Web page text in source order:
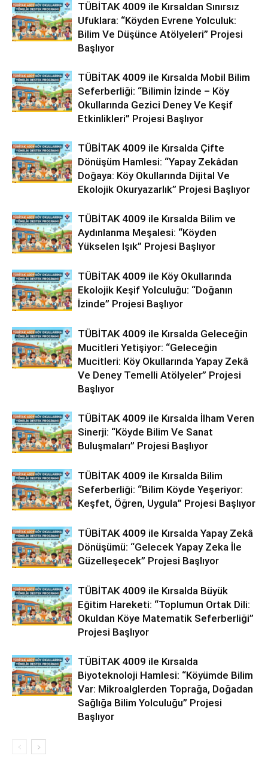
TÜBİTAK 4009 ile Kırsaldan Sınırsız
Ufuklara: “Köyden Evrene Yolculuk:
Bilim Ve Düşünce Atölyeleri” Projesi
Başlıyor
TÜBİTAK 4009 ile Kırsalda Mobil Bilim
Seferberliği: “Bilimin İzinde – Köy
Okullarında Gezici Deney Ve Keşif
Etkinlikleri” Projesi Başlıyor
TÜBİTAK 4009 ile Kırsalda Çifte
Dönüşüm Hamlesi: “Yapay Zekâdan
Doğaya: Köy Okullarında Dijital Ve
Ekolojik Okuryazarlık” Projesi Başlıyor
TÜBİTAK 4009 ile Kırsalda Bilim ve
Aydınlanma Meşalesi: “Köyden
Yükselen Işık” Projesi Başlıyor
TÜBİTAK 4009 ile Köy Okullarında
Ekolojik Keşif Yolculuğu: “Doğanın
İzinde” Projesi Başlıyor
TÜBİTAK 4009 ile Kırsalda Geleceğin
Mucitleri Yetişiyor: “Geleceğin
Mucitleri: Köy Okullarında Yapay Zekâ
Ve Deney Temelli Atölyeler” Projesi
Başlıyor
TÜBİTAK 4009 ile Kırsalda İlham Veren
Sinerji: “Köyde Bilim Ve Sanat
Buluşmaları” Projesi Başlıyor
TÜBİTAK 4009 ile Kırsalda Bilim
Seferberliği: “Bilim Köyde Yeşeriyor:
Keşfet, Öğren, Uygula” Projesi Başlıyor
TÜBİTAK 4009 ile Kırsalda Yapay Zekâ
Dönüşümü: “Gelecek Yapay Zeka İle
Güzelleşecek” Projesi Başlıyor
TÜBİTAK 4009 ile Kırsalda Büyük
Eğitim Hareketi: “Toplumun Ortak Dili:
Okuldan Köye Matematik Seferberliği”
Projesi Başlıyor
TÜBİTAK 4009 ile Kırsalda
Biyoteknoloji Hamlesi: “Köyümde Bilim
Var: Mikroalglerden Toprağa, Doğadan
Sağlığa Bilim Yolculuğu” Projesi
Başlıyor